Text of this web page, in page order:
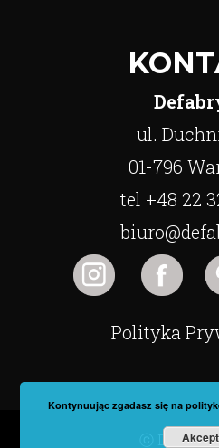
ul.
01-796
tel +48 22
Polityka
ⓒ
Kontynuując zgadasz się na